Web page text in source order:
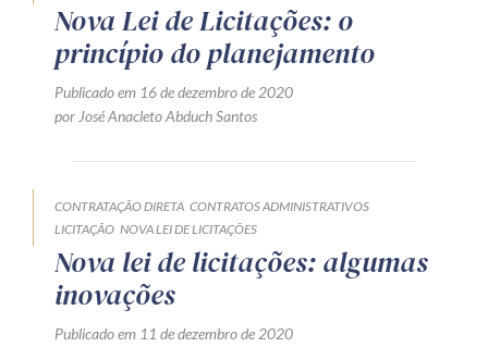
Receba por RSS
Telefone (41) 2109-8666
Whatsapp (41) 98881-6616
Nova Lei de Licitações: o
princípio do planejamento
Publicado em 16 de dezembro de 2020
por José Anacleto Abduch Santos
CONTRATAÇÃO DIRETA CONTRATOS ADMINISTRATIVOS
LICITAÇÃO NOVA LEI DE LICITAÇÕES
Nova lei de licitações: algumas
inovações
Publicado em 11 de dezembro de 2020